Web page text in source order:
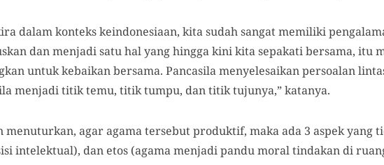
dalam konteks keindonesiaan, kita sudah sangat memiliki
dan menjadi satu hal yang hingga kini kita sepakati bersama, itu
untuk kebaikan bersama. Pancasila menyelesaikan persoalan
menjadi titik temu, titik tumpu, dan titik tujunya,” katanya.
menuturkan, agar agama tersebut produktif, maka ada 3 aspek yang
intelektual), dan etos (agama menjadi pandu moral tindakan di